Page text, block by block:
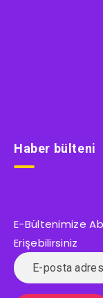
Haber bülteni
E-Bültenimize
Erişebilirsiniz